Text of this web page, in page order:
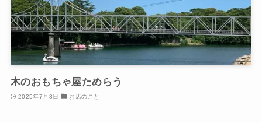
木のおもちゃ屋ためらう
2025年7月8日 お店のこと